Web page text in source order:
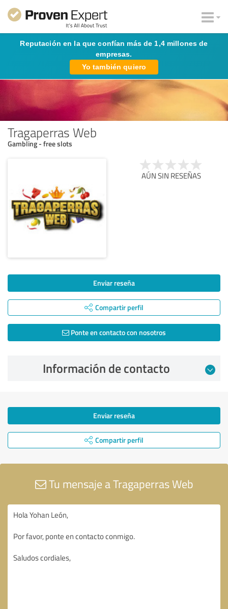
Reputación en la que confían más de 1,4 millones de
empresas.
Yo también quiero
Tragaperras Web
Gambling - free slots
AÚN SIN RESEÑAS
Enviar reseña
Compartir perfil
Ponte en contacto con nosotros
Información de contacto
Enviar reseña
Compartir perfil
Tu mensaje a Tragaperras Web